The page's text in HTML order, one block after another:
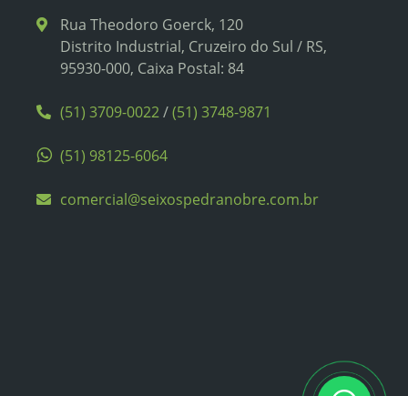
Rua Theodoro Goerck, 120
Distrito Industrial, Cruzeiro do Sul / RS,
95930-000, Caixa Postal: 84
(51) 3709-0022/(51) 3748-9871
(51) 98125-6064
comercial@seixospedranobre.com.br